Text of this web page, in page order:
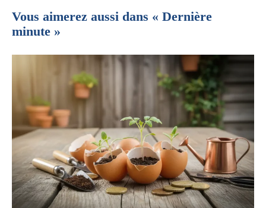
Vous aimerez aussi dans « Dernière
minute »